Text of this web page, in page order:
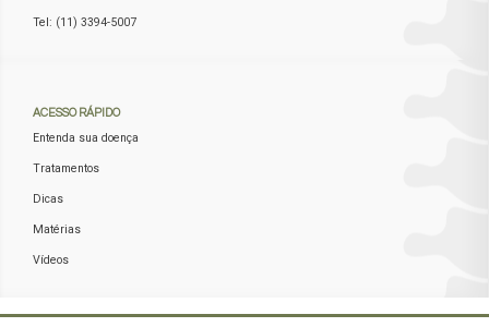
Tel: (11) 3394-5007
ACESSO RÁPIDO
Entenda sua doença
Tratamentos
Dicas
Matérias
Vídeos